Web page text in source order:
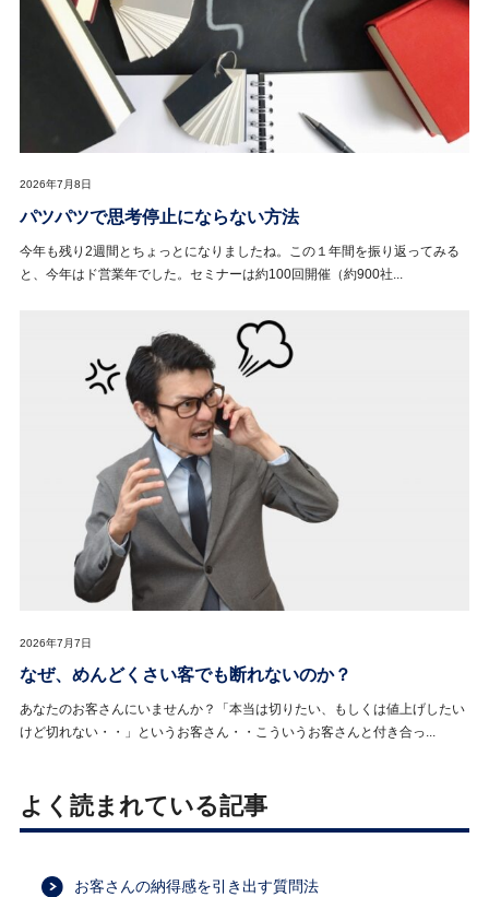
2026年7月8日
パツパツで思考停止にならない方法
今年も残り2週間とちょっとになりましたね。この１年間を振り返ってみる
と、今年はド営業年でした。セミナーは約100回開催（約900社...
2026年7月7日
なぜ、めんどくさい客でも断れないのか？
あなたのお客さんにいませんか？「本当は切りたい、もしくは値上げしたい
けど切れない・・」というお客さん・・こういうお客さんと付き合っ...
よく読まれている記事
お客さんの納得感を引き出す質問法